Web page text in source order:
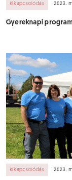
Kikapcsolódás 2023.
Gyereknapi
Kikapcsolódás 2023.